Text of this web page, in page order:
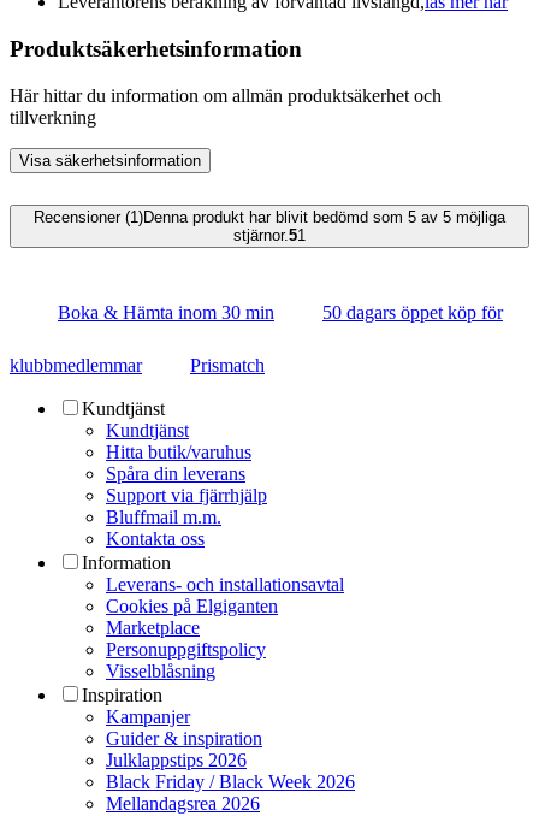
Produktsäkerhetsinformation
Här hittar du information om allmän produktsäkerhet och
tillverkning
Visa säkerhetsinformation
Recensioner (1)Denna produkt har blivit bedömd som 5 av 5 möjliga
stjärnor.51
Boka & Hämta inom 30 min 50 dagars öppet köp för
klubbmedlemmar Prismatch
Kundtjänst
Kundtjänst
Hitta butik/varuhus
Spåra din leverans
Support via fjärrhjälp
Bluffmail m.m.
Kontakta oss
Information
Leverans- och installationsavtal
Cookies på Elgiganten
Marketplace
Personuppgiftspolicy
Visselblåsning
Inspiration
Kampanjer
Guider & inspiration
Julklappstips 2026
Black Friday / Black Week 2026
Mellandagsrea 2026